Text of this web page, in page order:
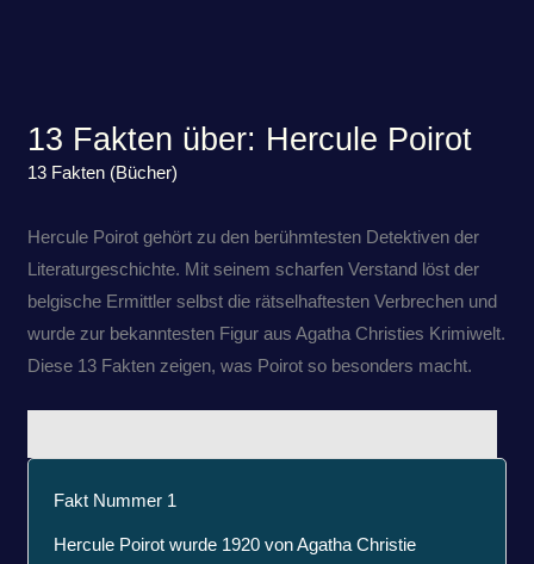
13 Fakten über: Hercule Poirot
13 Fakten (Bücher)
Hercule Poirot gehört zu den berühmtesten Detektiven der
Literaturgeschichte. Mit seinem scharfen Verstand löst der
belgische Ermittler selbst die rätselhaftesten Verbrechen und
wurde zur bekanntesten Figur aus Agatha Christies Krimiwelt.
Diese 13 Fakten zeigen, was Poirot so besonders macht.
Fakt Nummer 1
Hercule Poirot wurde 1920 von Agatha Christie